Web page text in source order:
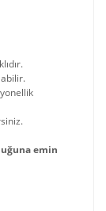
emin